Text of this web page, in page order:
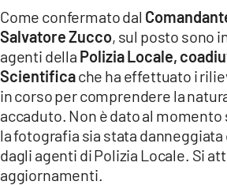
ILVIBONESE.IT
CATANZAROCHANNEL.IT
LACAPITALENEWS.IT
App
ANDROID
Come confermato dal
Salvatore Zucco, sul posto sono
agenti della Polizia Locale,
Scientificache ha effettuato i
in corso per comprendere la
accaduto. Non è dato al
la fotografia sia stata
dagli agenti di Polizia Locale. Si
aggiornamenti.